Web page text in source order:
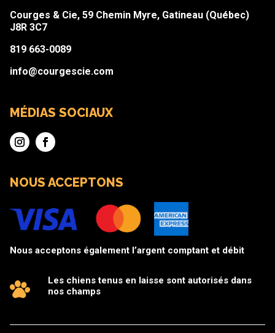
Courges & Cie, 59 Chemin Myre, Gatineau (Québec)
J8R 3C7
819 663-0089
info@courgescie.com
MÉDIAS SOCIAUX
NOUS ACCEPTONS
Nous acceptons également l’argent comptant et débit
Les chiens tenus en laisse sont autorisés dans
nos champs